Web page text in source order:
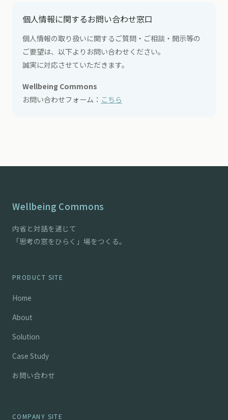
個人情報に関するお問い合わせ窓口
個人情報の取り扱いに関するご質問・ご相談・開示等の
ご要望は、以下よりお問い合わせください。
誠実に対応させていただきます。
Wellbeing Commons
お問い合わせフォーム： こちら
Wellbeing Commons
内省と対話を通じて
「思考の窓をひらく」場をつくる。
PRODUCT SITE
Home
About
Solution
Case Study
お問い合わせ
COMPANY SITE